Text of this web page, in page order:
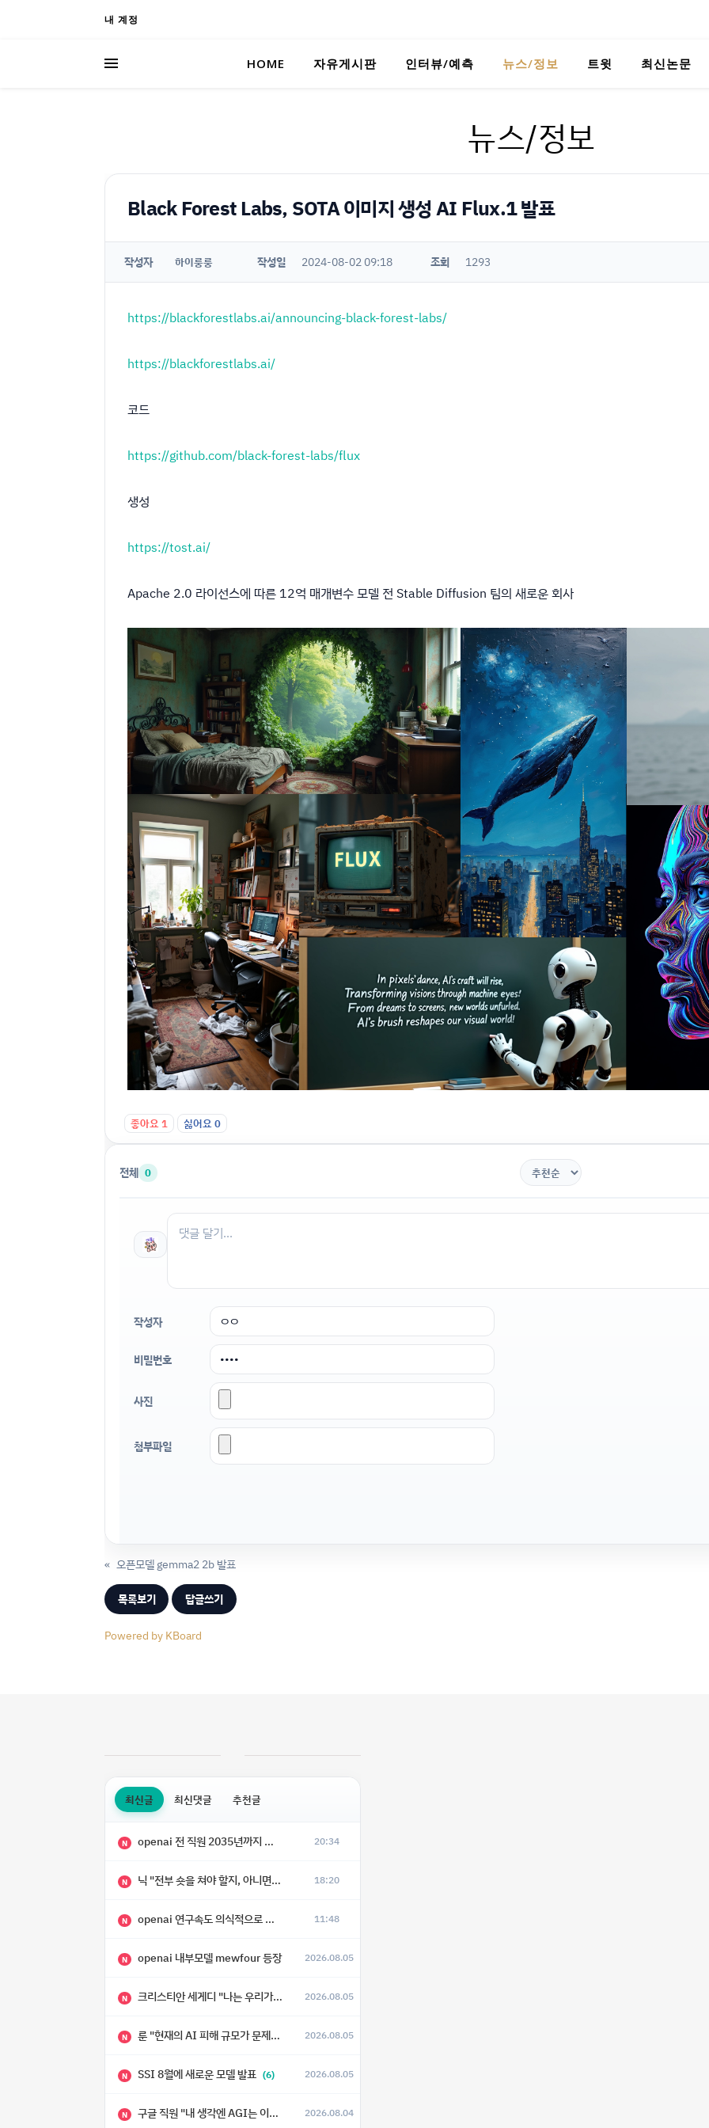
내 계정
HOME 자유게시판 인터뷰/예측 뉴스/정보 트윗 최신논문
뉴스/정보
Black Forest Labs, SOTA 이미지 생성 AI Flux.1 발표
작성자 하이룽룽 작성일 2024-08-02 09:18 조회 1293
https://blackforestlabs.ai/announcing-black-forest-labs/
https://blackforestlabs.ai/
코드
https://github.com/black-forest-labs/flux
생성
https://tost.ai/
Apache 2.0 라이선스에 따른 12억 매개변수 모델 전 Stable Diffusion 팀의 새로운 회사
좋아요1 싫어요0
전체 0
작성자
비밀번호
사진
첨부파일
« 오픈모델 gemma2 2b 발표
목록보기 답글쓰기
Powered by KBoard
최신글 최신댓글 추천글
N openai 전 직원 2035년까지 텔레파시가 어떻게 생길 수 있는지 20:34
N 닉 "전부 숏을 쳐야 할지, 아니면 특이점이 오니까 전부 롱을 쳐야 할지 모르겠다.” 18:20
N openai 연구속도 의식적으로 늦추고 있다 11:48
N openai 내부모델 mewfour 등장 2026.08.05
N 크리스티안 세게디 "나는 우리가 "Fuck!!" 단계를 피할 수 있기를 바랄 뿐" 2026.08.05
N 룬 "현재의 AI 피해 규모가 문제가 아니라, 자기복제·탈출·확산이 가능한 지능형 시스템의 피해에는 이론적으로 상한이 없다는 것이 문제" 2026.08.05
N SSI 8월에 새로운 모델 발표 (6) 2026.08.05
N 구글 직원 "내 생각엔 AGI는 이미 와 있다." 2026.08.04